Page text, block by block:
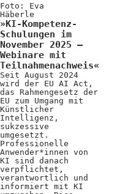
Foto: Eva
Häberle
»KI-Kompetenz-
Schulungen im
November 2025 –
Webinare mit
Teilnahmenachweis«
Seit August 2024
wird der EU AI Act,
das Rahmengesetz der
EU zum Umgang mit
Künstlicher
Intelligenz,
sukzessive
umgesetzt.
Professionelle
Anwender*innen von
KI sind danach
verpflichtet,
verantwortlich und
informiert mit KI